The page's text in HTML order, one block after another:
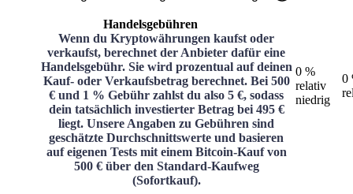
Handelsgebühren
Wenn du Kryptowährungen kaufst oder
verkaufst, berechnet der Anbieter dafür eine
Handelsgebühr. Sie wird prozentual auf deinen
Kauf- oder Verkaufsbetrag berechnet. Bei 500
€ und 1 % Gebühr zahlst du also 5 €, sodass
dein tatsächlich investierter Betrag bei 495 €
liegt. Unsere Angaben zu Gebühren sind
geschätzte Durchschnittswerte und basieren
auf eigenen Tests mit einem Bitcoin-Kauf von
500 € über den Standard-Kaufweg
(Sofortkauf).
0 %
relativ
niedrig
0